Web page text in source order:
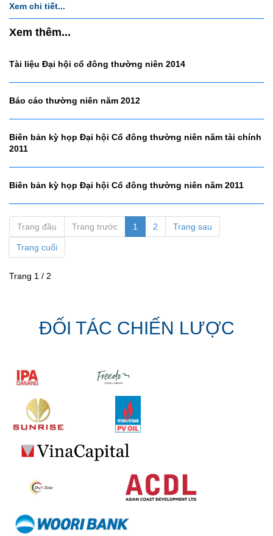
Xem chi tiết...
Xem thêm...
Tài liệu Đại hội cổ đông thường niên 2014
Báo cáo thường niên năm 2012
Biên bản kỳ họp Đại hội Cổ đông thường niên năm tài chính
2011
Biên bản kỳ họp Đại hội Cổ đông thường niên năm 2011
Trang đầu Trang trước 1 2 Trang sau
Trang cuối
Trang 1 / 2
ĐỐI TÁC CHIẾN LƯỢC